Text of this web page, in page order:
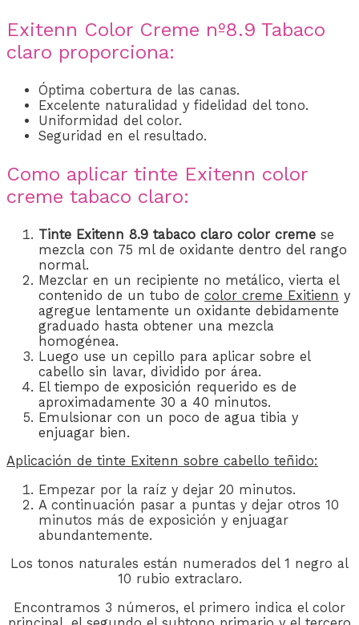
Exitenn Color Creme nº8.9 Tabaco
claro proporciona:
Óptima cobertura de las canas.
Excelente naturalidad y fidelidad del tono.
Uniformidad del color.
Seguridad en el resultado.
Como aplicar tinte Exitenn color
creme tabaco claro:
Tinte Exitenn 8.9 tabaco claro color creme se
mezcla con 75 ml de oxidante dentro del rango
normal.
Mezclar en un recipiente no metálico, vierta el
contenido de un tubo de color creme Exitienn y
agregue lentamente un oxidante debidamente
graduado hasta obtener una mezcla
homogénea.
Luego use un cepillo para aplicar sobre el
cabello sin lavar, dividido por área.
El tiempo de exposición requerido es de
aproximadamente 30 a 40 minutos.
Emulsionar con un poco de agua tibia y
enjuagar bien.
Aplicación de tinte Exitenn sobre cabello teñido:
Empezar por la raíz y dejar 20 minutos.
A continuación pasar a puntas y dejar otros 10
minutos más de exposición y enjuagar
abundantemente.
Los tonos naturales están numerados del 1 negro al
10 rubio extraclaro.
Encontramos 3 números, el primero indica el color